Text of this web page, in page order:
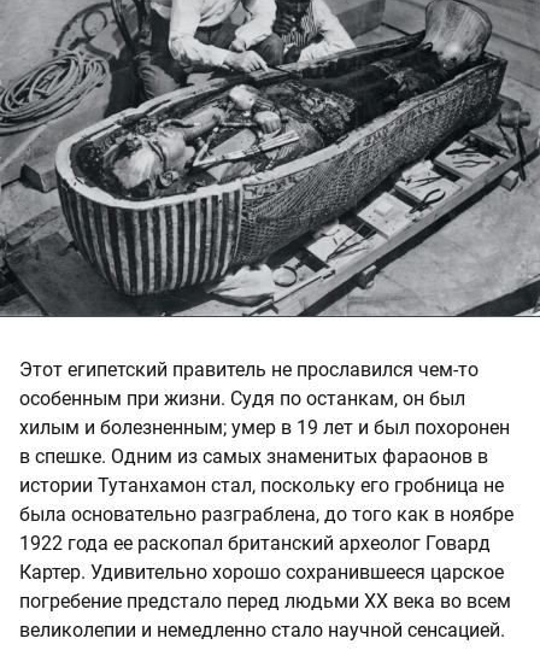
Этот египетский правитель не прославился чем-то
особенным при жизни. Судя по останкам, он был
хилым и болезненным; умер в 19 лет и был похоронен
в спешке. Одним из самых знаменитых фараонов в
истории Тутанхамон стал, поскольку его гробница не
была основательно разграблена, до того как в ноябре
1922 года ее раскопал британский археолог Говард
Картер. Удивительно хорошо сохранившееся царское
погребение предстало перед людьми XX века во всем
великолепии и немедленно стало научной сенсацией.